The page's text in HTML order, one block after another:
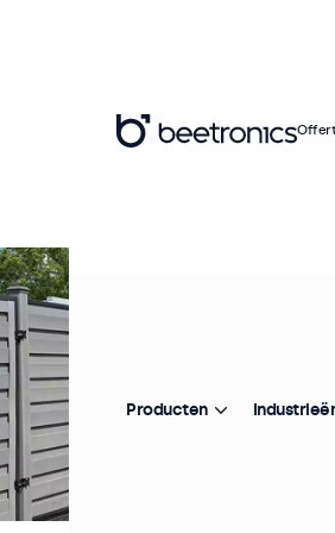
Producten